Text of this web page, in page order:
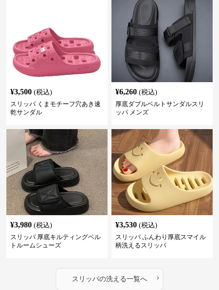
¥3,500 (税込)
スリッパ くまモチーフ穴あき速
乾サンダル
¥6,260 (税込)
厚底ダブルベルトサンダルスリ
ッパ メンズ
¥3,980 (税込)
スリッパ 厚底キルティングベル
トルームシューズ
¥3,530 (税込)
スリッパ ふんわり厚底スマイル
柄洗えるスリッパ
スリッパの洗える一覧へ ›